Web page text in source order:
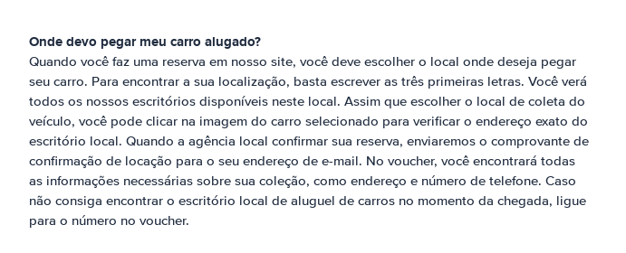
Onde devo pegar meu carro alugado?
Quando você faz uma reserva em nosso site, você deve escolher o local onde deseja pegar
seu carro. Para encontrar a sua localização, basta escrever as três primeiras letras. Você verá
todos os nossos escritórios disponíveis neste local. Assim que escolher o local de coleta do
veículo, você pode clicar na imagem do carro selecionado para verificar o endereço exato do
escritório local. Quando a agência local confirmar sua reserva, enviaremos o comprovante de
confirmação de locação para o seu endereço de e-mail. No voucher, você encontrará todas
as informações necessárias sobre sua coleção, como endereço e número de telefone. Caso
não consiga encontrar o escritório local de aluguel de carros no momento da chegada, ligue
para o número no voucher.